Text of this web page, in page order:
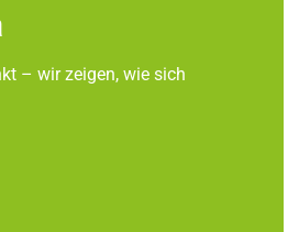
– wir zeigen, wie sich